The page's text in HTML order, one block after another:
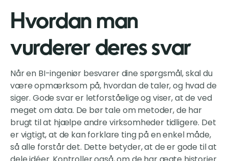
Hvordan man
vurderer deres svar
Når en BI-ingeniør besvarer dine spørgsmål, skal du
være opmærksom på, hvordan de taler, og hvad de
siger. Gode svar er letforståelige og viser, at de ved
meget om data. De bør tale om metoder, de har
brugt til at hjælpe andre virksomheder tidligere. Det
er vigtigt, at de kan forklare ting på en enkel måde,
så alle forstår det. Dette betyder, at de er gode til at